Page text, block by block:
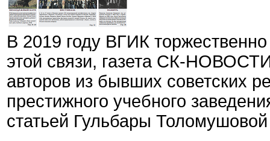
В 2019 году ВГИК
этой связи, газета СК-
авторов из бывших советских
престижного учебного
статьей Гульбары